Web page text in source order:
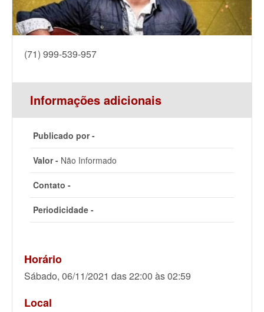
(71) 999-539-957
Informações adicionais
Publicado por -
Valor - Não Informado
Contato -
Periodicidade -
Horário
Sábado, 06/11/2021 das 22:00 às 02:59
Local